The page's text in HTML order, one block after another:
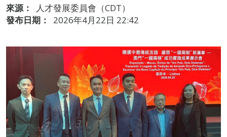
來源：
人才發展委員會（CDT）
發布日期：
2026年4月22日 22:42